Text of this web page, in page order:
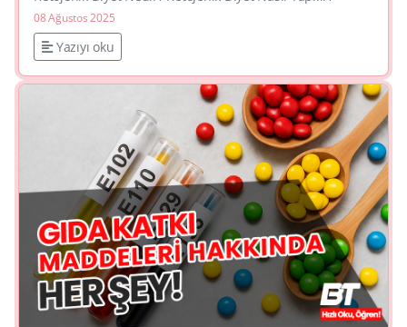
08 Ağustos 2025
Yazıyı oku